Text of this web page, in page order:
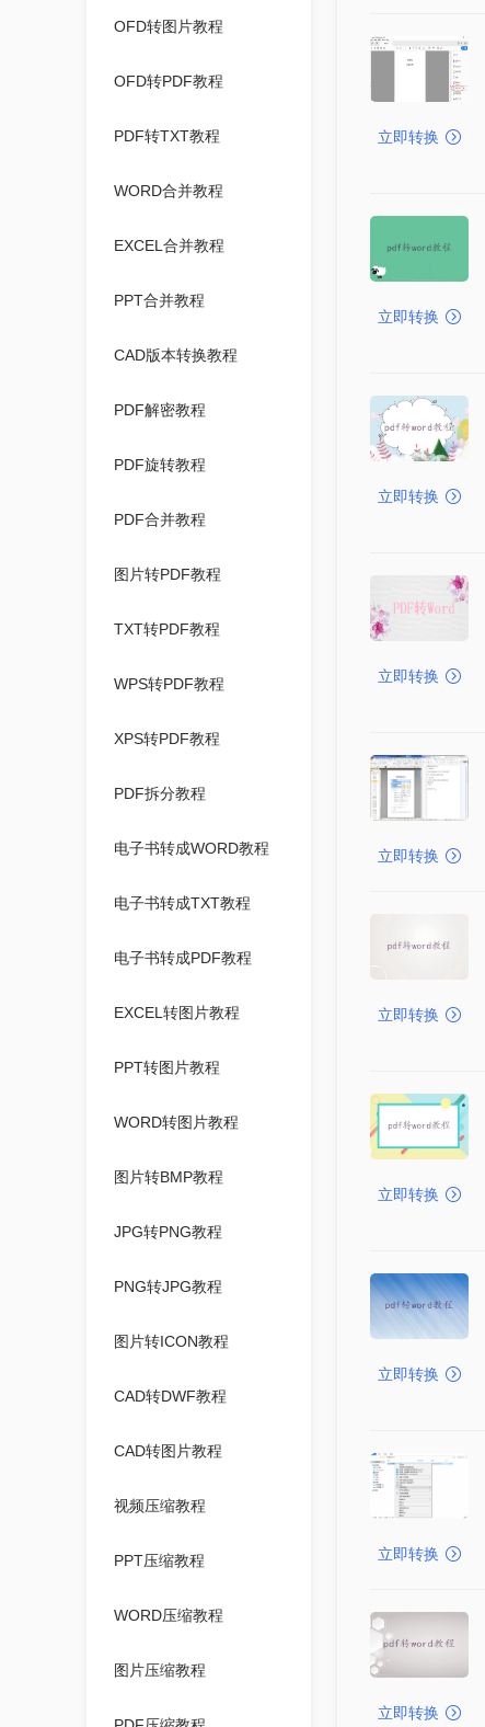
OFD转图片教程
OFD转PDF教程
PDF转TXT教程
WORD合并教程
EXCEL合并教程
PPT合并教程
CAD版本转换教程
PDF解密教程
PDF旋转教程
PDF合并教程
图片转PDF教程
TXT转PDF教程
WPS转PDF教程
XPS转PDF教程
PDF拆分教程
电子书转成WORD教程
电子书转成TXT教程
电子书转成PDF教程
EXCEL转图片教程
PPT转图片教程
WORD转图片教程
图片转BMP教程
JPG转PNG教程
PNG转JPG教程
图片转ICON教程
CAD转DWF教程
CAD转图片教程
视频压缩教程
PPT压缩教程
WORD压缩教程
图片压缩教程
立即转换
立即转换
立即转换
立即转换
立即转换
立即转换
立即转换
立即转换
立即转换
立即转换